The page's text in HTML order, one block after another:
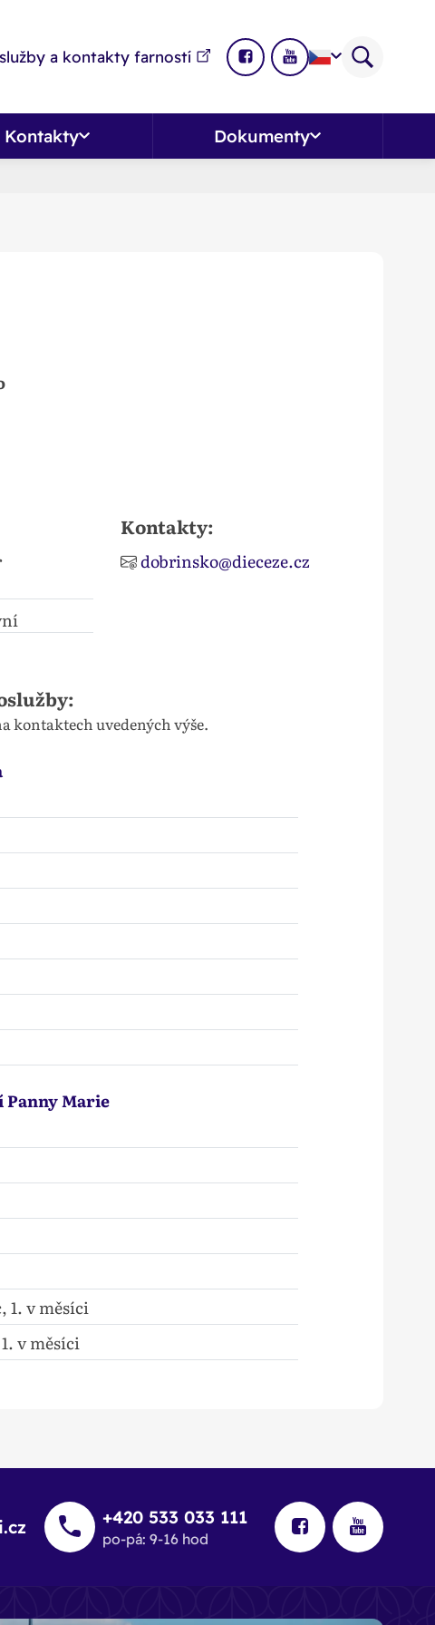
Kontakty Dokumenty
a kontakty farností
Kontakty:
dobrinsko@dieceze.cz
kontaktech uvedených výše.
Marie
1. v měsíci
v měsíci
+420 533 033 111
po-pá: 9-16 hod